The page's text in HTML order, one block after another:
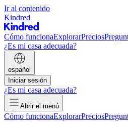
Ir al contenido
Kindred
Cómo funcionaExplorarPrecios
¿Es mi casa adecuada?
español
Iniciar sesión
¿Es mi casa adecuada?
Abrir el menú
Cómo funcionaExplorarPrecios